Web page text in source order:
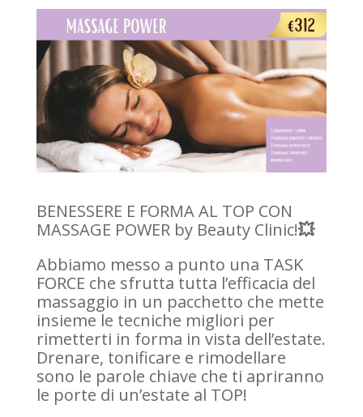
BENESSERE E FORMA AL TOP CON
MASSAGE POWER by Beauty Clinic!💥
Abbiamo messo a punto una TASK
FORCE che sfrutta tutta l’efficacia del
massaggio in un pacchetto che mette
insieme le tecniche migliori per
rimetterti in forma in vista dell’estate.
Drenare, tonificare e rimodellare
sono le parole chiave che ti apriranno
le porte di un’estate al TOP!